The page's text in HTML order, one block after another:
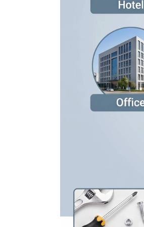
inoxidable 304
impactos,
acabados
para centros
con mucho
seguridad: Muy
daños
de papel
los horarios de
reduce los
humedad
manual frente a
popular)No
compra y
automáticos con
higiene.
mayor costo
Sugerencias de